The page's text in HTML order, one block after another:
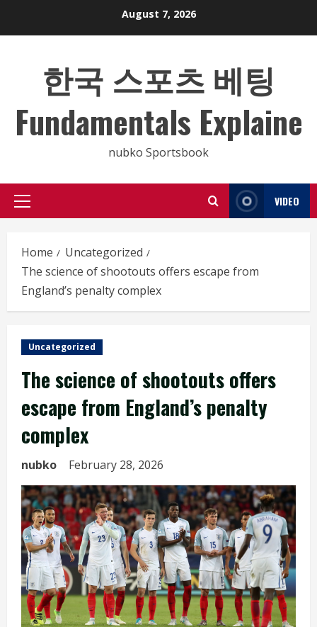
August 7, 2026
한국 스포츠 베팅
Fundamentals Explaine
nubko Sportsbook
Primary
VIDEO
Home
Uncategorized
The science of shootouts offers escape from
England’s penalty complex
Uncategorized
The science of shootouts offers
escape from England’s penalty
complex
nubko February 28, 2026